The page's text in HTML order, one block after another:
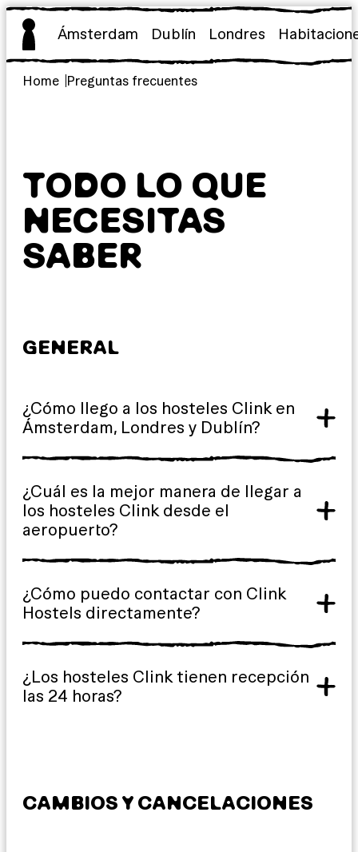
Saltar
contenido
Ámsterdam Dublín Londres
Home Preguntas frecuentes
TODO LO QUE
NECESITAS
SABER
GENERAL
¿Cómo llego a los hosteles Clink en
Ámsterdam, Londres y Dublín?
¿Cuál es la mejor manera de llegar a
los hosteles Clink desde el
aeropuerto?
¿Cómo puedo contactar con Clink
Hostels directamente?
¿Los hosteles Clink tienen recepción
las 24 horas?
CAMBIOS Y CANCELACIONES